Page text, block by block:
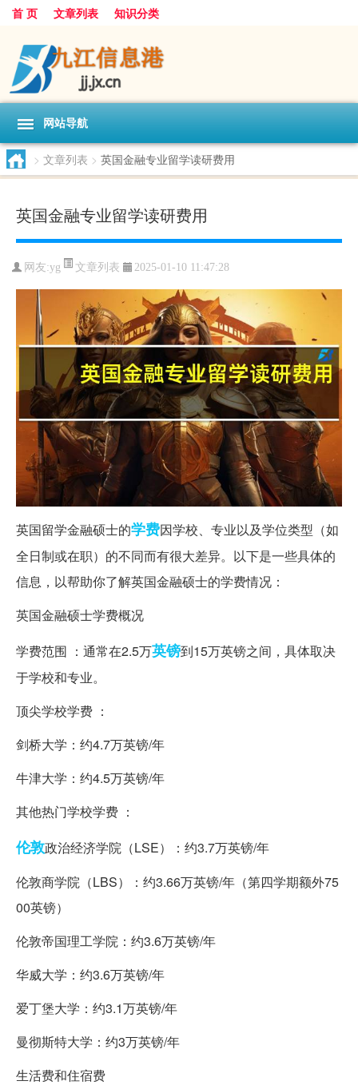
首 页 文章列表 知识分类
网站导航
> 文章列表 > 英国金融专业留学读研费用
英国金融专业留学读研费用
网友:yg 文章列表 2025-01-10 11:47:28
英国留学金融硕士的学费因学校、专业以及学位类型（如
全日制或在职）的不同而有很大差异。以下是一些具体的
信息，以帮助你了解英国金融硕士的学费情况：
英国金融硕士学费概况
学费范围 ：通常在2.5万英镑到15万英镑之间，具体取决
于学校和专业。
顶尖学校学费 ：
剑桥大学：约4.7万英镑/年
牛津大学：约4.5万英镑/年
其他热门学校学费 ：
伦敦政治经济学院（LSE）：约3.7万英镑/年
伦敦商学院（LBS）：约3.66万英镑/年（第四学期额外75
00英镑）
伦敦帝国理工学院：约3.6万英镑/年
华威大学：约3.6万英镑/年
爱丁堡大学：约3.1万英镑/年
曼彻斯特大学：约3万英镑/年
生活费和住宿费